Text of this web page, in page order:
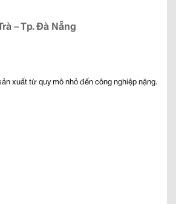
– Tp. Đà Nẵng
xuất từ quy mô nhỏ đến công nghiệp nặng.